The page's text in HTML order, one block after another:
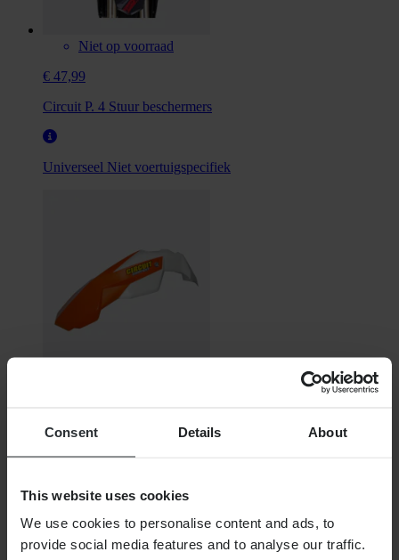
Consent Details About
This website uses cookies
We use cookies to personalise content and ads, to
provide social media features and to analyse our traffic.
Niet op voorraad
€ 47,99
Circuit P. 4 Stuur beschermers
Universeel Niet voertuigspecifiek
€ 30,99
Oorspronkelijk: € 34,99
Spatbord Voor Circuit Stealth